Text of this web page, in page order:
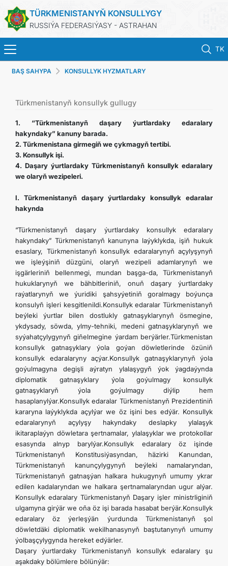
TÜRKMENISTANYŇ KONSULLYGY
RUSSIÝA FEDERASIÝASY - ASTRAHAN
TK
BAŞ SAHYPA
HABARLAR
TÜRKMENISTAN
PASPORTLARYŇ MÖHLETINI UZALTMAK
DIM
ARAGATNAŞYK
BAŞ SAHYPA KONSULLYK HYZMATLARY
Türkmenistanyň konsullyk gullugy
1. “Türkmenistanyň daşary ýurtlardaky edaralary
hakyndaky” kanuny barada.
2. Türkmenistana girmegiň we çykmagyň tertibi.
3. Konsullyk işi.
4. Daşary ýurtlardaky Türkmenistanyň konsullyk edaralary
we olaryň wezipeleri.
I. Türkmenistanyň daşary ýurtlardaky konsullyk edaralar
hakynda
“Türkmenistanyň daşary ýurtlardaky konsullyk edaralary
hakyndaky” Türkmenistanyň kanunyna laýyklykda, işiň hukuk
esaslary, Türkmenistanyň konsullyk edaralarynyň açylyşynyň
we işleýşiniň düzgüni, olaryň wezipeli adamlarynyň we
işgärleriniň bellenmegi, mundan başga-da, Türkmenistanyň
hukuklarynyň we bähbitleriniň, onuň daşary ýurtlardaky
raýatlarynyň we ýuridiki şahsyýetiniň goralmagy boýunça
konsulyň işleri kesgitlenildi.Konsullyk edaralar Türkmenistanyň
beýleki ýurtlar bilen dostlukly gatnaşyklarynyň ösmegine,
ykdysady, söwda, ylmy-tehniki, medeni gatnaşyklarynyň we
syýahatçylygynyň giňelmegine ýardam berýärler.Türkmenistan
konsullyk gatnaşyklary ýola goýan döwletlerinde özüniň
konsullyk edaralaryny açýar.Konsullyk gatnaşyklarynyň ýola
goýulmagyna degişli aýratyn ylalaşygyň ýok ýagdaýynda
diplomatik gatnaşyklary ýola goýulmagy konsullyk
gatnaşyklaryň ýola goýulmagy diýlip hem
hasaplanylýar.Konsullyk edaralar Türkmenistanyň Prezidentiniň
kararyna laýyklykda açylýar we öz işini bes edýär. Konsullyk
edaralarynyň açylyşy hakyndaky deslapky ylalaşyk
ikitaraplaýyn döwletara şertnamalar, ylalaşyklar we protokollar
esasynda alnyp barylýar.Konsullyk edaralary öz işinde
Türkmenistanyň Konstitusiýasyndan, häzirki Kanundan,
Türkmenistanyň kanunçylygynyň beýleki namalaryndan,
Türkmenistanyň gatnaşýan halkara hukugynyň umumy ykrar
edilen kadalaryndan we halkara şertnamalaryndan ugur alýar.
Konsullyk edaralary Türkmenistanyň Daşary işler ministrliginiň
ulgamyna girýär we oňa öz işi barada hasabat berýär.Konsullyk
edaralary öz ýerleşýän ýurdunda Türkmenistanyň şol
döwletdäki diplomatik wekilhanasynyň baştutanynyň umumy
ýolbaşçylygynda hereket edýärler.
Daşary ýurtlardaky Türkmenistanyň konsullyk edaralary şu
aşakdaky bölümlere bölünýär: